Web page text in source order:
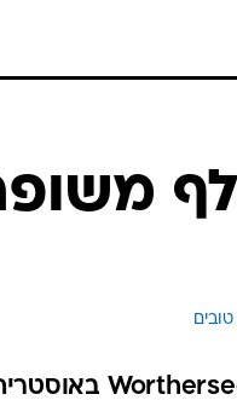
טובים